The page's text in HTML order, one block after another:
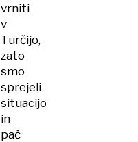
vrniti
v
Turčijo,
zato
smo
sprejeli
situacijo
in
pač